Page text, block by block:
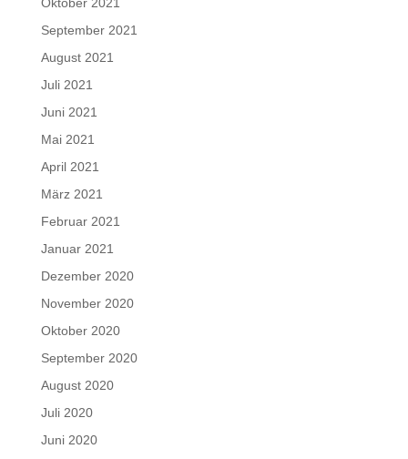
September 2021
August 2021
Juli 2021
Juni 2021
Mai 2021
April 2021
März 2021
Februar 2021
Januar 2021
Dezember 2020
November 2020
Oktober 2020
September 2020
August 2020
Juli 2020
Juni 2020